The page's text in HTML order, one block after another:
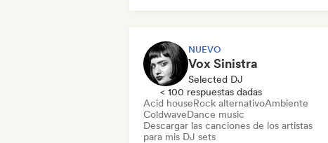
NUEVO
Vox Sinistra
Selected DJ
< 100 respuestas dadas
Acid houseRock alternativoAmbiente
ColdwaveDance music
Descargar las canciones de los artistas
para mis DJ sets